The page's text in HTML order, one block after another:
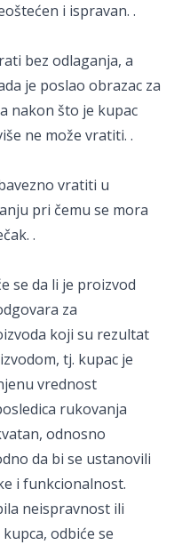
i ispravan. .
bez odlaganja, a
je poslao obrazac za
nakon što je kupac
ne može vratiti. .
vratiti u
pri čemu se mora
.
se da li je proizvod
za
koji su rezultat
tj. kupac je
vrednost
rukovanja
odnosno
da bi se ustanovili
i funkcionalnost.
neispravnost ili
odbiće se